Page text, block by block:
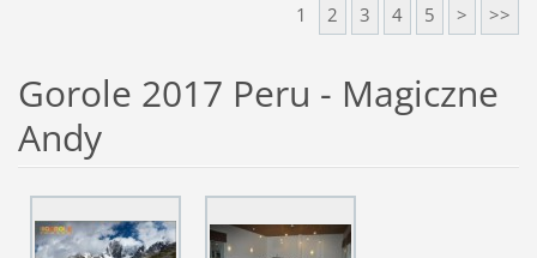
1 2 3 4 5 > >>
Gorole 2017 Peru - Magiczne
Andy